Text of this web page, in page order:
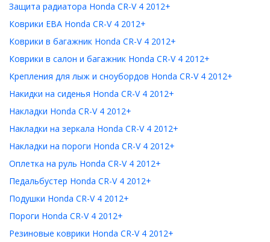
Защита радиатора Honda CR-V 4 2012+
Коврики ЕВА Honda CR-V 4 2012+
Коврики в багажник Honda CR-V 4 2012+
Коврики в салон и багажник Honda CR-V 4 2012+
Крепления для лыж и сноубордов Honda CR-V 4 2012+
Накидки на сиденья Honda CR-V 4 2012+
Накладки Honda CR-V 4 2012+
Накладки на зеркала Honda CR-V 4 2012+
Накладки на пороги Honda CR-V 4 2012+
Оплетка на руль Honda CR-V 4 2012+
Педальбустер Honda CR-V 4 2012+
Подушки Honda CR-V 4 2012+
Пороги Honda CR-V 4 2012+
Резиновые коврики Honda CR-V 4 2012+